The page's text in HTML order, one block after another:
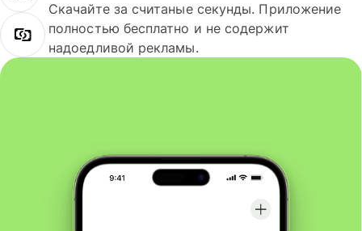
Скачайте за считаные секунды. Приложение
полностью бесплатно и не содержит
надоедливой рекламы.